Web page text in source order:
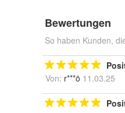
Bewertungen
So haben Kunden,
Von: r***ö 11.03.25